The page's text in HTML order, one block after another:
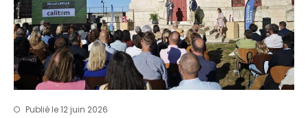
Publié le 12 juin 2026